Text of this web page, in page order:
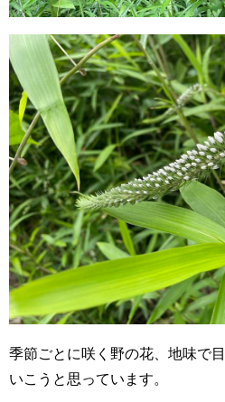
季節ごとに咲く野の花、地味で
いこうと思っています。